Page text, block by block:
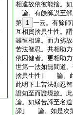
相違故依彼能捨。
論。有餘師説至
第 1 一云。有餘師
互相資捨異生性。
雖恒相違。而力劣
苦法智忍。共相助
依因健者。更相助
世第一法如無間道
捨異生性｣ 論。此
此明下上苦法類
證知至而證境故。
論。如縁苦諦至名
諦｣ 論。如是次第